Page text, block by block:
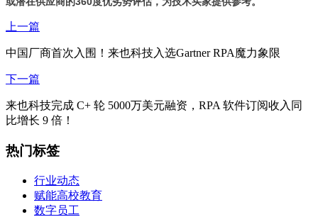
上一篇
中国厂商首次入围！来也科技入选Gartner RPA魔力象限
下一篇
来也科技完成 C+ 轮 5000万美元融资，RPA 软件订阅收入同
比增长 9 倍！
热门标签
行业动态
赋能高校教育
数字员工